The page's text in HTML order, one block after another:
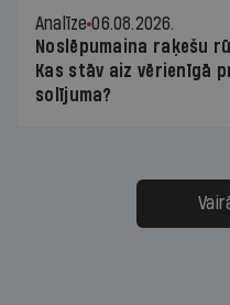
Analīze 06.08.2026.
Noslēpumaina raķešu
Kas stāv aiz vērienīgā
solījuma?